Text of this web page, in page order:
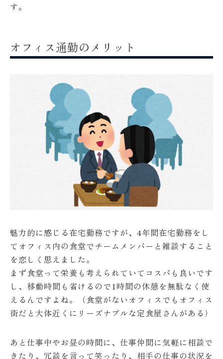
す。
オフィス通勤のメリット
魅力的に感じる在宅勤務ですが、4年間在宅勤務をし
てオフィス内の食堂でチームメンバーと雑談すること
を恋しく思えました。
まず食堂って栄養も考えられていてコスパも良いです
し、移動時間も省けるので1時間の休憩を無駄なく使
えるんですよね。（食堂がないオフィスでもオフィス
街だと大体近くにリーズナブルな定食屋さんがある）
あと仕事中やお昼の時間に、仕事仲間に気軽に相談で
きたり、冗談を言って笑ったり、相手の仕事の状況を